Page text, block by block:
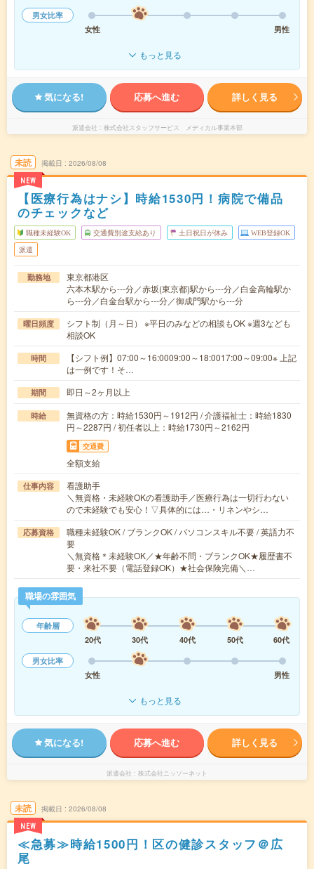
男女比率
女性
男性
もっと見る
気になる! 応募へ進む 詳しく見る
派遣会社 株式会社スタッフサービス メディカル事業本部
未読
NEW
掲載日 2026/08/08
【医療行為はナシ】時給1530円！病院で備品
のチェックなど
職種未経験OK 交通費別途支給あり 土日祝日が休み WEB登録OK
派遣
勤務地
東京都港区
六本木駅から---分／赤坂(東京都)駅から---分／白金高輪駅か
ら---分／白金台駅から---分／御成門駅から---分
曜日頻度
シフト制（月～日） ※平日のみなどの相談もOK ※週3なども
相談OK
時間
【シフト例】07:00～16:0009:00～18:0017:00～09:00※ 上記
は一例です！そ…
期間 即日～2ヶ月以上
時給
無資格の方：時給1530円～1912円 / 介護福祉士：時給1830
円～2287円 / 初任者以上：時給1730円～2162円
交通費
全額支給
仕事内容
看護助手
＼無資格・未経験OKの看護助手／医療行為は一切行わない
ので未経験でも安心！▽具体的には…・リネンやシ…
応募資格
職種未経験OK / ブランクOK / パソコンスキル不要 / 英語力不
要
＼無資格＊未経験OK／★年齢不問・ブランクOK★履歴書不
要・来社不要（電話登録OK）★社会保険完備＼…
職場の雰囲気
年齢層
20代
30代 40代 50代
60代
男女比率
女性
男性
もっと見る
気になる! 応募へ進む 詳しく見る
派遣会社 株式会社ニッソーネット
未読
NEW
掲載日 2026/08/08
≪急募≫時給1500円！区の健診スタッフ＠広
尾